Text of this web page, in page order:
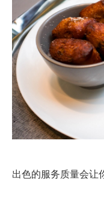
出色的服务质量会让